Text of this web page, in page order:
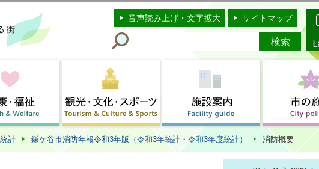
このページの本文へ移動
音声読み上げ・文字拡大 サイトマップ
計 鎌ケ谷市消防年報令和3年版（令和3年統計・令和3年度統計） 消防概要